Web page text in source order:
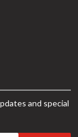
and special